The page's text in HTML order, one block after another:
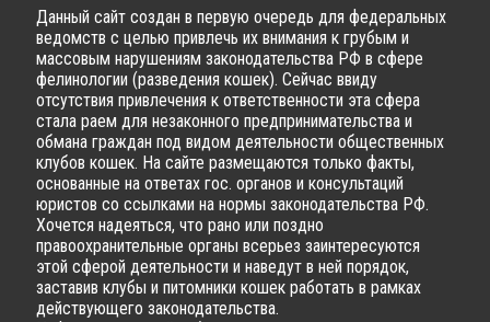
Данный сайт создан в первую очередь для федеральных
ведомств с целью привлечь их внимания к грубым и
массовым нарушениям законодательства РФ в сфере
фелинологии (разведения кошек). Сейчас ввиду
отсутствия привлечения к ответственности эта сфера
стала раем для незаконного предпринимательства и
обмана граждан под видом деятельности общественных
клубов кошек. На сайте размещаются только факты,
основанные на ответах гос. органов и консультаций
юристов со ссылками на нормы законодательства РФ.
Хочется надеяться, что рано или поздно
правоохранительные органы всерьез заинтересуются
этой сферой деятельности и наведут в ней порядок,
заставив клубы и питомники кошек работать в рамках
действующего законодательства.